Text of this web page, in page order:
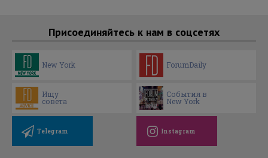
Присоединяйтесь к нам в соцсетях
New York ForumDaily
Ищу
совета
События в
New York
Telegram Instagram